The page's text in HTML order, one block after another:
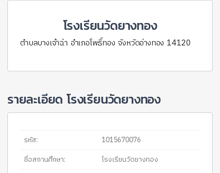
โรงเรียนวัดยางทอง
ตำบลบางเจ้าฉ่า อำเภอโพธิ์ทอง จังหวัดอ่างทอง 14120
รายละเอียด โรงเรียนวัดยางทอง
รหัส:
1015670076
ชื่อสถานศึกษา:
โรงเรียนวัดยางทอง